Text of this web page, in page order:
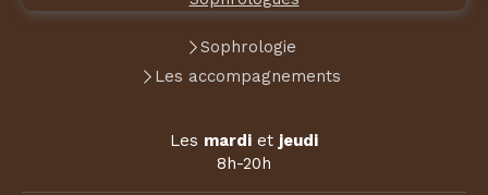
Sophrologie
Les accompagnements
Les mardi et jeudi
8h-20h